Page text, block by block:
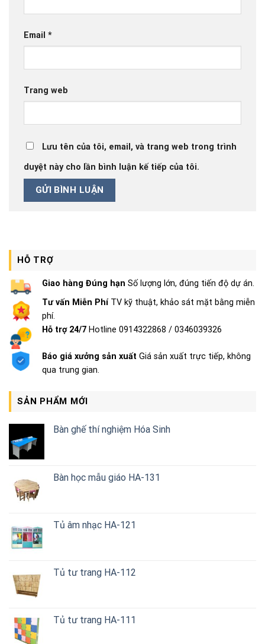
Email *
Trang web
Lưu tên của tôi, email, và trang web trong trình
duyệt này cho lần bình luận kế tiếp của tôi.
HỖ TRỢ
Giao hàng Đúng hạn Số lượng lớn, đúng tiến độ dự án.
Tư vấn Miễn PhíTV kỹ thuật, khảo sát mặt bằng miễn
phí.
Hỗ trợ 24/7 Hotline 0914322868 / 0346039326
Báo giá xưởng sản xuất Giá sản xuất trực tiếp, không
qua trung gian.
SẢN PHẨM MỚI
Bàn ghế thí nghiệm Hóa Sinh
Bàn học mẫu giáo HA-131
Tủ âm nhạc HA-121
Tủ tư trang HA-112
Tủ tư trang HA-111